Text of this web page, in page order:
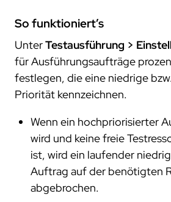
So funktioniert’s
UnterTestausführung >
für Ausführungsaufträge
festlegen, die eine niedrige
Priorität kennzeichnen.
Wenn ein hochpriorisierter
wird und keine freie
ist, wird ein laufender
Auftrag auf der benötigten
abgebrochen.